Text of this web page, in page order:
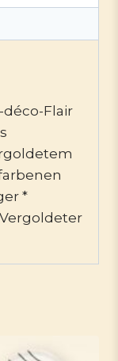
Flair
*